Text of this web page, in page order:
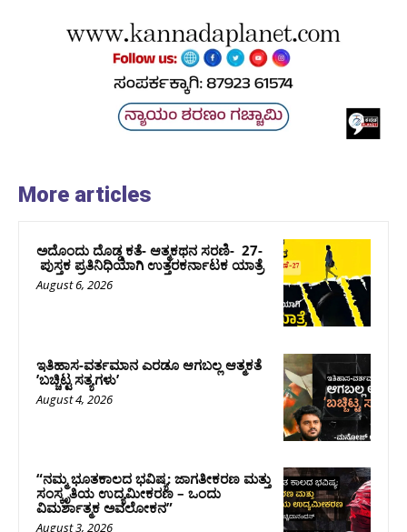
More articles
ಅದೊಂದು ದೊಡ್ಡ ಕತೆ- ಆತ್ಮಕಥನ ಸರಣಿ- 27-
ಪುಸ್ತಕ ಪ್ರತಿನಿಧಿಯಾಗಿ ಉತ್ತರಕರ್ನಾಟಕ ಯಾತ್ರೆ
August 6, 2026
ಇತಿಹಾಸ-ವರ್ತಮಾನ ಎರಡೂ ಆಗಬಲ್ಲ ಆತ್ಮಕತೆ
ʼಬಚ್ಚಿಟ್ಟ ಸತ್ಯಗಳುʼ
August 4, 2026
“ನಮ್ಮ ಭೂತಕಾಲದ ಭವಿಷ್ಯ: ಜಾಗತೀಕರಣ ಮತ್ತು
ಸಂಸ್ಕೃತಿಯ ಉದ್ಯಮೀಕರಣ – ಒಂದು
ವಿಮರ್ಶಾತ್ಮಕ ಅವಲೋಕನ”
August 3, 2026